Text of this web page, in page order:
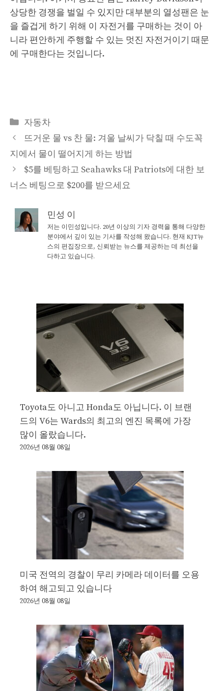
상당한 경쟁을 벌일 수 있지만 대부분의 열성팬은 눈
을 즐겁게 하기 위해 이 자전거를 구매하는 것이 아
니라 편안하게 주행할 수 있는 멋진 자전거이기 때문
에 구매한다는 것입니다.
Categories
자동차
뜨거운 물 vs 찬 물: 겨울 날씨가 닥칠 때 수도꼭
지에서 물이 떨어지게 하는 방법
$5를 베팅하고 Seahawks 대 Patriots에 대한 보
너스 베팅으로 $200를 받으세요
민성 이
저는 이민성입니다. 20년 이상의 기자 경력을 통해 다양한
분야에서 깊이 있는 기사를 작성해 왔습니다. 현재 KJT뉴
스의 편집장으로, 신뢰받는 뉴스를 제공하는 데 최선을
다하고 있습니다.
Toyota도 아니고 Honda도 아닙니다. 이 브랜
드의 V6는 Wards의 최고의 엔진 목록에 가장
많이 올랐습니다.
2026년 08월 08일
미국 전역의 경찰이 무리 카메라 데이터를 오용
하여 해고되고 있습니다
2026년 08월 08일